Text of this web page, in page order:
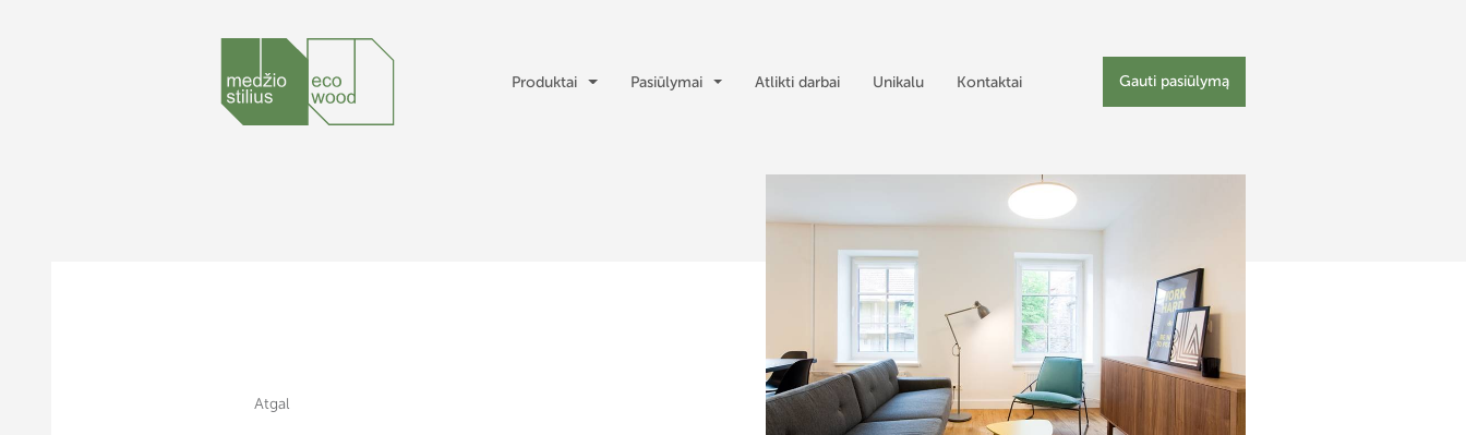
Produktai Pasiūlymai Atlikti darbai Unikalu Kontaktai Gauti pasiūlymą
Atgal